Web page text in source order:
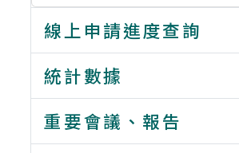
線上申請進度查詢
統計數據
重要會議、報告